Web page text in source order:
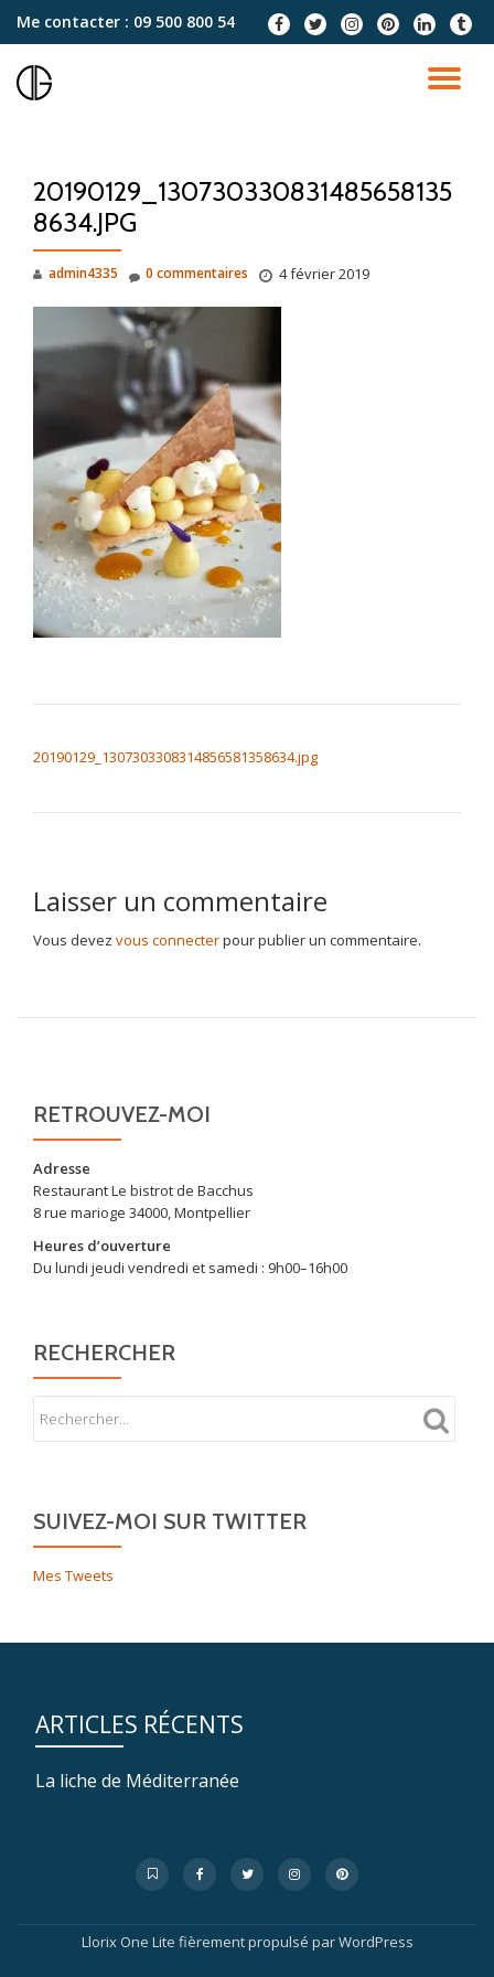
contenu
Me contacter : 09 500 800 54
fa-
facebook
fa-
twitter
fa-
instagram
fa-
pinterest
fa-
linkedin
fa-
tumblr
20190129_130730330831485658135
8634.JPG
admin4335 4 février 2019
0 commentaires
20190129_1307303308314856581358634.jpg
Laisser un commentaire
Vous devez vous connecterpour publier un commentaire.
RETROUVEZ-MOI
Adresse
Restaurant Le bistrot de Bacchus
8 rue marioge 34000, Montpellier
Heures d’ouverture
Du lundi jeudi vendredi et samedi : 9h00–16h00
RECHERCHER
SUIVEZ-MOI SUR TWITTER
Mes Tweets
ARTICLES RÉCENTS
La liche de Méditerranée
secondaire
fa-
bookmark-
fa-
facebook
fa-
twitter
fa-
instagram
fa-
pinterest
Llorix One Lite fièrement propulsé parWordPress